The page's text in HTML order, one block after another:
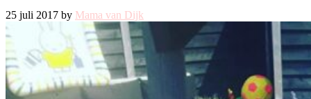
25 juli 2017 by Mama van Dijk